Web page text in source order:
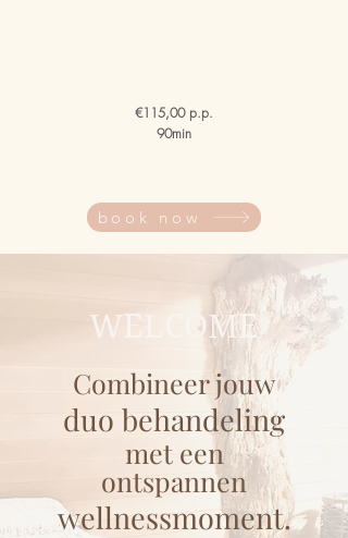
€115,00 p.p.
90min
book now
WELCOME
Combineer jouw
duo behandeling
met een
ontspannen
wellnessmoment.